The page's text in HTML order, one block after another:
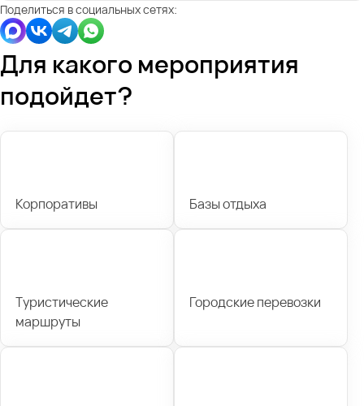
Поделиться в социальных сетях:
Для какого мероприятия
подойдет?
Корпоративы Базы отдыха
Туристические
маршруты
Городские перевозки